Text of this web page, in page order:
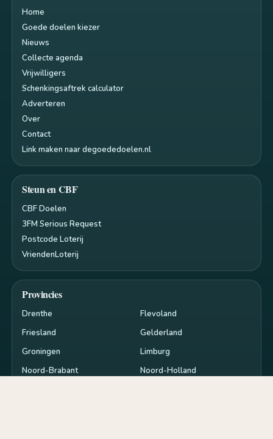
Home
Goede doelen kiezer
Nieuws
Collecte agenda
Vrijwilligers
Schenkingsaftrek calculator
Adverteren
Over
Contact
Link maken naar degoededoelen.nl
Steun en CBF
CBF Doelen
3FM Serious Request
Postcode Loterij
VriendenLoterij
Provincies
Drenthe
Flevoland
Friesland
Gelderland
Groningen
Limburg
Noord-Brabant
Noord-Holland